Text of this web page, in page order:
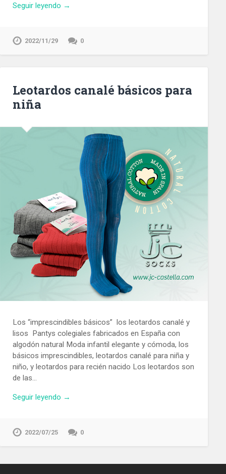
Seguir leyendo →
2022/11/29 0
Leotardos canalé básicos para
niña
Los “imprescindibles básicos” los leotardos canalé y
lisos Pantys colegiales fabricados en España con
algodón natural Moda infantil elegante y cómoda, los
básicos imprescindibles, leotardos canalé para niña y
niño, y leotardos para recién nacido Los leotardos son
de las…
Seguir leyendo →
2022/07/25 0